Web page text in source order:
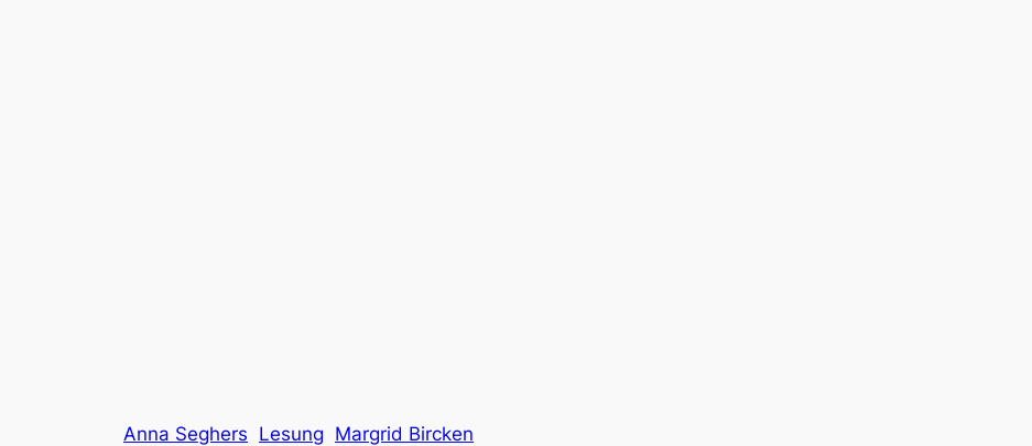
Anna Seghers Lesung Margrid Bircken